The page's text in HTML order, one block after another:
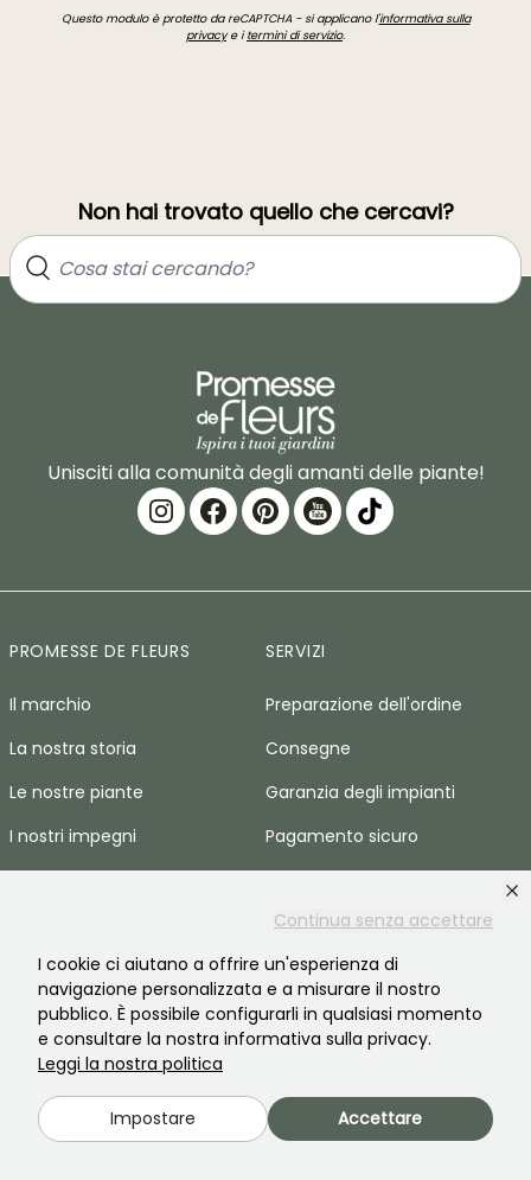
Continua senza accettare
I cookie ci aiutano a offrire un'esperienza di
navigazione personalizzata e a misurare il nostro
pubblico. È possibile configurarli in qualsiasi momento
e consultare la nostra informativa sulla privacy.
Leggi la nostra politica
Impostare Accettare
Questo modulo è protetto da reCAPTCHA - si applicano l'informativa sulla
privacye itermini di servizio.
Non hai trovato quello che cercavi?
Unisciti alla comunità degli amanti delle piante!
PROMESSE DE FLEURS
Il marchio
La nostra storia
Le nostre piante
I nostri impegni
Reclutamento
Spazio stampa
SERVIZI
Preparazione dell'ordine
Consegne
Garanzia degli impianti
Pagamento sicuro
Ordine senza plastica
Cestini spreco zero
AIUTO E CONTATTI
Domande frequenti